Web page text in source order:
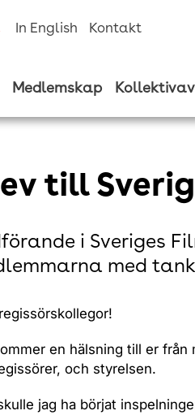
In English Kontakt
Medlemskap
till
i Sveriges
med
en hälsning till er
och styrelsen.
jag ha börjat